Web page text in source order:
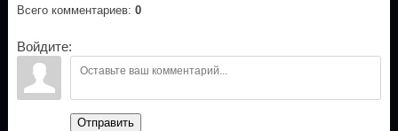
Всего комментариев: 0
Войдите:
Отправить